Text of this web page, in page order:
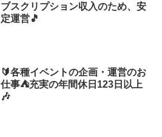
ブスクリプション収入のため、安
定運営🎵
🔰各種イベントの企画・運営のお
仕事⛺充実の年間休日123日以上
🎶